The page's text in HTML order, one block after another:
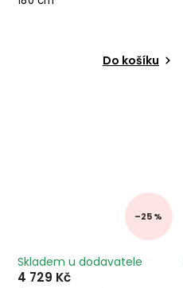
Do košíku
–25 %
Skladem u dodavatele
4 729 Kč